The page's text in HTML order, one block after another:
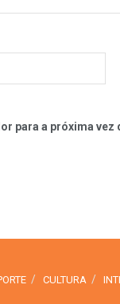
para a próxima vez
CULTURA